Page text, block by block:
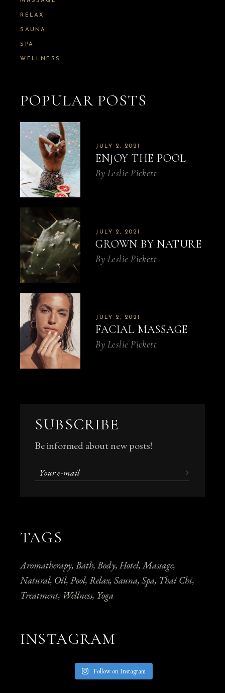
RELAX
SAUNA
SPA
WELLNESS
POPULAR POSTS
JULY 2, 2021
ENJOY THE POOL
By Leslie Pickett
JULY 2, 2021
GROWN BY NATURE
By Leslie Pickett
JULY 2, 2021
FACIAL MASSAGE
By Leslie Pickett
SUBSCRIBE
Be informed about new posts!
TAGS
Aromatherapy Bath Body Hotel Massage
Natural Oil Pool Relax Sauna Spa Thai Chi
Treatment Wellness Yoga
INSTAGRAM
Follow on Instagram